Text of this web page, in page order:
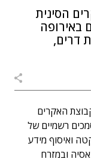
הסינית
באירופה
דרים,
האקרים
רשמיים של
ואיסוף מידע
ובמזרח